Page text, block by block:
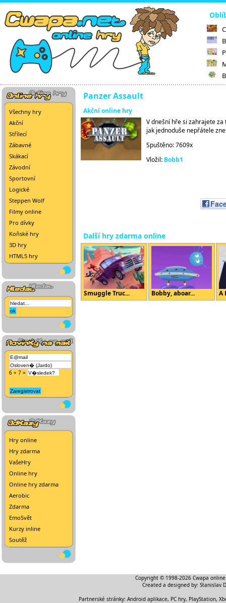
Všechny hry
Akční
Střílecí
Zábavné
Skákací
Závodní
Sportovní
Logické
Steppen Wolf
Filmy online
Pro dívky
Koňské hry
3D hry
HTML5 hry
6 + 7 =
Hry online
Hry zdarma
VašeHry
Online hry
Online hry zdarma
Aerobic
Zdarma
EmoSvět
Kurzy inline
Soutěž
Panzer Assault
Akční online hry
V dnešní hře si zahrajete
jak jednoduše nepřátele
Spuštěno: 7609x
Vložil: Bobb1
Další hry zdarma online
Smuggle Truc... Bobby, aboar... A
Copyright © 1998-2026 Cwapa
Created a designed by: Stanislav
Partnerské stránky: Android aplikace, PC hry, PlayStation,